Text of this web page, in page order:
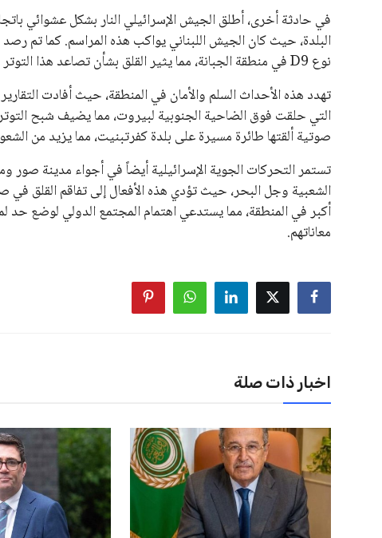
في حادثة أخرى، أطلق الجيش الإسرائيلي النار بشكل عشوائي
البلدة، حيث كان الجيش اللبناني يواكب هذه المراسم. كما تم
نوع D9 في منطقة الجبانة، مما يثير القلق بشأن تصاعد هذا التوتر العسكري في الجنوب اللبناني.
تهدد هذه الأحداث السلم والأمان في المنطقة، حيث أفادت
التي حلقت فوق الضاحية الجنوبية لبيروت، مما يضيف شبح
صوتية ألقتها طائرة مسيرة على بلدة كفرتبنيت، مما يزيد من
تستمر التحركات الجوية الإسرائيلية أيضاً في أجواء مدينة
الشعبية وجل البحر، حيث تؤدي هذه الأفعال إلى تفاقم القلق
أكبر في المنطقة، مما يستدعي اهتمام المجتمع الدولي لوضع حد
معاناتهم.
اخبار ذات صلة